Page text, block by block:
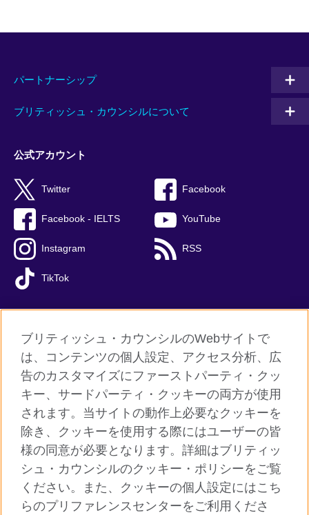
パートナーシップ
ブリティッシュ・カウンシルについて
公式アカウント
Twitter Facebook
Facebook - IELTS YouTube
Instagram RSS
TikTok
ご利用に際して
個人情報保護
クッキー（Cookie）について
よくあるご質問
サイトマップ
ブリティッシュ・カウンシルのWebサイトで
は、コンテンツの個人設定、アクセス分析、広
告のカスタマイズにファーストパーティ・クッ
キー、サードパーティ・クッキーの両方が使用
されます。当サイトの動作上必要なクッキーを
除き、クッキーを使用する際にはユーザーの皆
様の同意が必要となります。詳細はブリティッ
シュ・カウンシルのクッキー・ポリシーをご覧
ください。また、クッキーの個人設定にはこち
らのプリファレンスセンターをご利用くださ